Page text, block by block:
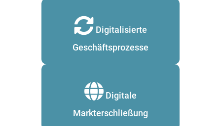
Digitalisierte
Geschäftsprozesse
Digitale
Markterschließung